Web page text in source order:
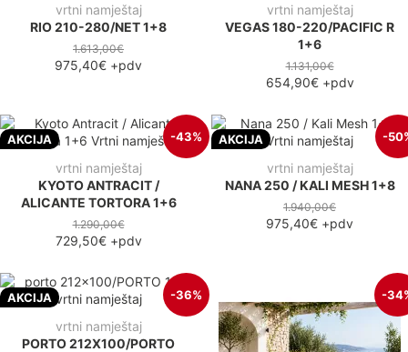
vrtni namještaj
RIO 210-280/NET 1+8
1.613,00€
975,40€ +pdv
vrtni namještaj
VEGAS 180-220/PACIFIC R
1+6
1.131,00€
654,90€+pdv
AKCIJA -43%
vrtni namještaj
KYOTO ANTRACIT /
ALICANTE TORTORA 1+6
1.290,00€
729,50€+pdv
AKCIJA -
vrtni namještaj
NANA 250 / KALI MESH 1+8
1.940,00€
975,40€ +pdv
AKCIJA -36%
vrtni namještaj
PORTO 212X100/PORTO
-